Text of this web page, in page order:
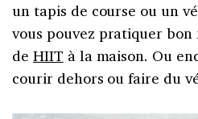
un tapis de course ou un
vous pouvez pratiquer bon
de HIIT à la maison. Ou
courir dehors ou faire du